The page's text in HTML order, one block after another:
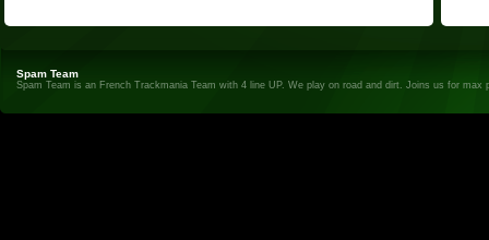
Spam Team
Spam Team is an French Trackmania Team with 4 line UP. We play on road and dirt. Joins us for max